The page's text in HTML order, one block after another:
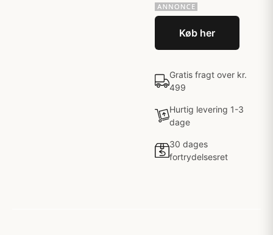
Køb her
Gratis fragt over kr.
499
Hurtig levering 1-3
dage
30 dages
fortrydelsesret